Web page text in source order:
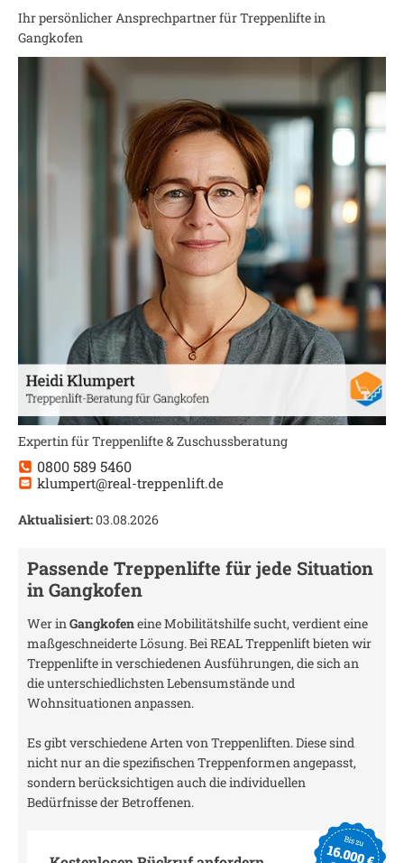
Ihr persönlicher Ansprechpartner für Treppenlifte in
Gangkofen
Expertin für Treppenlifte & Zuschussberatung
0800 589 5460
klumpert@real-treppenlift.de
Aktualisiert:03.08.2026
Passende Treppenlifte für jede Situation
inGangkofen
Wer inGangkofeneine Mobilitätshilfe sucht, verdient eine
maßgeschneiderte Lösung. Bei REAL Treppenlift bieten wir
Treppenlifte in verschiedenen Ausführungen, die sich an
die unterschiedlichsten Lebensumstände und
Wohnsituationen anpassen.
Es gibt verschiedene Arten von Treppenliften. Diese sind
nicht nur an die spezifischen Treppenformen angepasst,
sondern berücksichtigen auch die individuellen
Bedürfnisse der Betroffenen.